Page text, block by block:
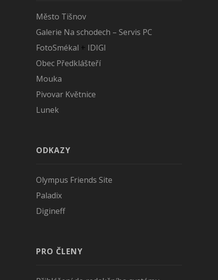
Město Tišnov
Galerie Na schodech – Servis PC
FotoSmékal + IDIGI
Obec Předklášteří
Mouka
Pivovar Květnice
Lunek
ODKAZY
Olympus Friends Site
Paladix
Digineff
PRO ČLENY